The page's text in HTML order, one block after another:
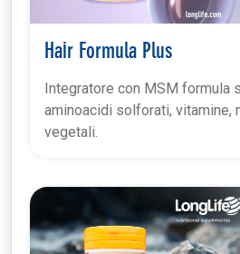
Hair Formula Plus
Integratore con MSM formula
aminoacidi solforati, vitamine,
vegetali.